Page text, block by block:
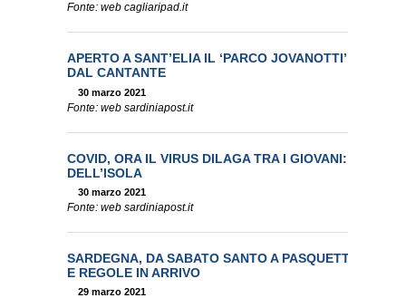
Fonte: web cagliaripad.it
APERTO A SANT’ELIA IL ‘PARCO JOVANOTTI’:
DAL CANTANTE
30 marzo 2021
Fonte: web sardiniapost.it
COVID, ORA IL VIRUS DILAGA TRA I GIOVANI:
DELL’ISOLA
30 marzo 2021
Fonte: web sardiniapost.it
SARDEGNA, DA SABATO SANTO A PASQUETTA IN
E REGOLE IN ARRIVO
29 marzo 2021